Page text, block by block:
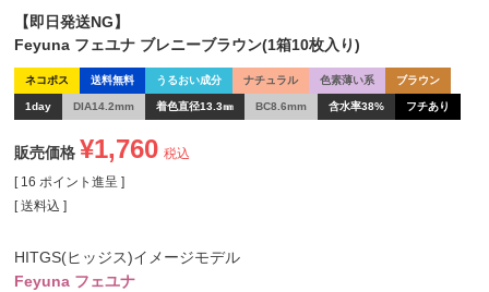
【即日発送NG】
Feyuna フェユナ ブレニーブラウン(1箱10枚入り)
ネコポス 送料無料 うるおい成分 ナチュラル 色素薄い系 ブラウン
1day DIA14.2mm 着色直径13.3㎜ BC8.6mm 含水率38% フチあり
販売価格 ¥1,760 税込
[ 16 ポイント進呈 ]
送料込
HITGS(ヒッジス)イメージモデル
Feyuna フェユナ